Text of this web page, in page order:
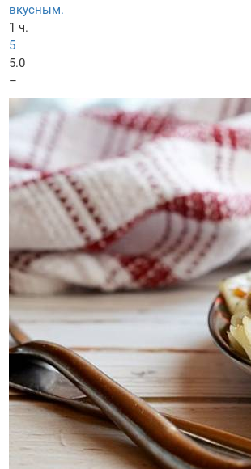
вкусным.
1 ч.
5
5.0
–